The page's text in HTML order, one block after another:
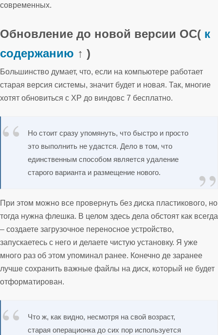
современных.
Обновление до новой версии ОС( к
содержанию ↑ )
Большинство думает, что, если на компьютере работает
старая версия системы, значит будет и новая. Так, многие
хотят обновиться с XP до виндовс 7 бесплатно.
Но стоит сразу упомянуть, что быстро и просто
это выполнить не удастся. Дело в том, что
единственным способом является удаление
старого варианта и размещение нового.
При этом можно все провернуть без диска пластикового, но
тогда нужна флешка. В целом здесь дела обстоят как всегда
– создаете загрузочное переносное устройство,
запускаетесь с него и делаете чистую установку. Я уже
много раз об этом упоминал ранее. Конечно де заранее
лучше сохранить важные файлы на диск, который не будет
отформатирован.
Что ж, как видно, несмотря на свой возраст,
старая операционка до сих пор используется